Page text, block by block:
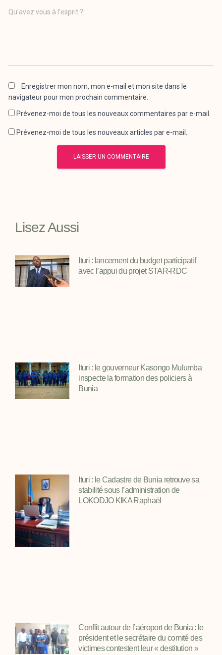
Qu’avez vous à l’esprit ?
Enregistrer mon nom, mon e-mail et mon site dans le
navigateur pour mon prochain commentaire.
Prévenez-moi de tous les nouveaux commentaires par e-mail.
Prévenez-moi de tous les nouveaux articles par e-mail.
Lisez Aussi
Ituri : lancement du budget participatif
avec l’appui du projet STAR-RDC
Ituri : le gouverneur Kasongo Mulumba
inspecte la formation des policiers à
Bunia
Ituri : le Cadastre de Bunia retrouve sa
stabilité sous l’administration de
LOKODJO KIKA Raphaël
Conflit autour de l’aéroport de Bunia : le
président et le secrétaire du comité des
victimes contestent leur « destitution »